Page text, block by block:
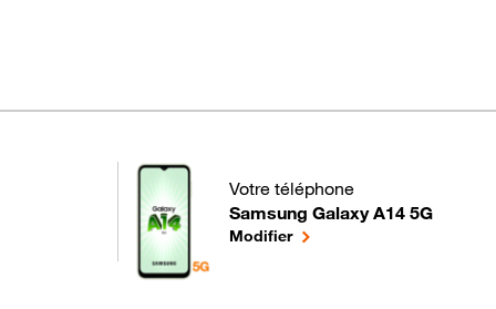
Votre téléphone
Samsung Galaxy A14 5G
pour votre Samsung Galaxy A14
Modifierle téléphone sélectionné